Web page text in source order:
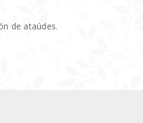
de ataúdes.